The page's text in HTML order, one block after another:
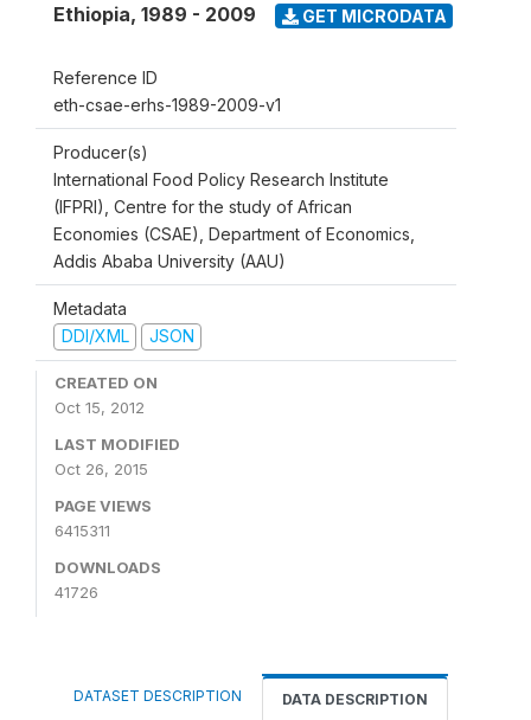
Ethiopia, 1989 - 2009 GET MICRODATA
Reference ID
eth-csae-erhs-1989-2009-v1
Producer(s)
International Food Policy Research Institute
(IFPRI), Centre for the study of African
Economies (CSAE), Department of Economics,
Addis Ababa University (AAU)
Metadata
DDI/XML
JSON
CREATED ON
Oct 15, 2012
LAST MODIFIED
Oct 26, 2015
PAGE VIEWS
6415311
DOWNLOADS
41726
DATASET DESCRIPTION DATA DESCRIPTION